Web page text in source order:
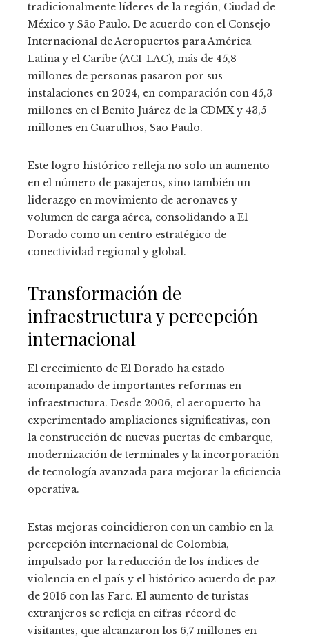
tradicionalmente líderes de la región, Ciudad de
México y São Paulo. De acuerdo con el Consejo
Internacional de Aeropuertos para América
Latina y el Caribe (ACI-LAC), más de 45,8
millones de personas pasaron por sus
instalaciones en 2024, en comparación con 45,3
millones en el Benito Juárez de la CDMX y 43,5
millones en Guarulhos, São Paulo.
Este logro histórico refleja no solo un aumento
en el número de pasajeros, sino también un
liderazgo en movimiento de aeronaves y
volumen de carga aérea, consolidando a El
Dorado como un centro estratégico de
conectividad regional y global.
Transformación de
infraestructura y percepción
internacional
El crecimiento de El Dorado ha estado
acompañado de importantes reformas en
infraestructura. Desde 2006, el aeropuerto ha
experimentado ampliaciones significativas, con
la construcción de nuevas puertas de embarque,
modernización de terminales y la incorporación
de tecnología avanzada para mejorar la eficiencia
operativa.
Estas mejoras coincidieron con un cambio en la
percepción internacional de Colombia,
impulsado por la reducción de los índices de
violencia en el país y el histórico acuerdo de paz
de 2016 con las Farc. El aumento de turistas
extranjeros se refleja en cifras récord de
visitantes, que alcanzaron los 6,7 millones en